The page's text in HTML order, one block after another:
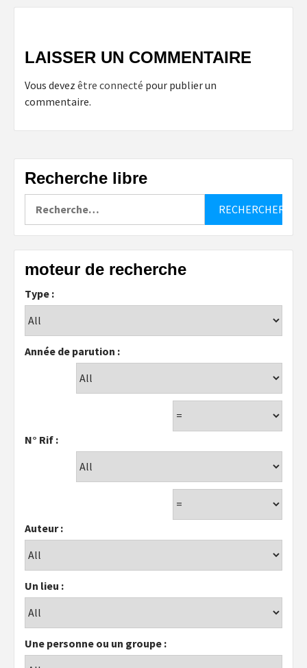
LAISSER UN COMMENTAIRE
Vous devez être connecté pour publier un
commentaire.
Recherche libre
moteur de recherche
Type :
Année de parution :
N° Rif :
Auteur :
Un lieu :
Une personne ou un groupe :